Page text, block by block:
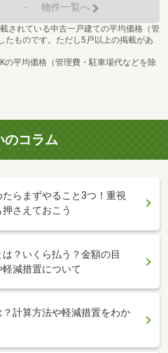
- 物件一覧へ
されている中古一戸建ての平均価格（管
たものです。ただし5戸以上の掲載があ
の平均価格（管理費・駐車場代などを除
のコラム
らまずやること3つ！重視
さえておこう
？いくら払う？金額の目
減措置について
計算方法や軽減措置をわか